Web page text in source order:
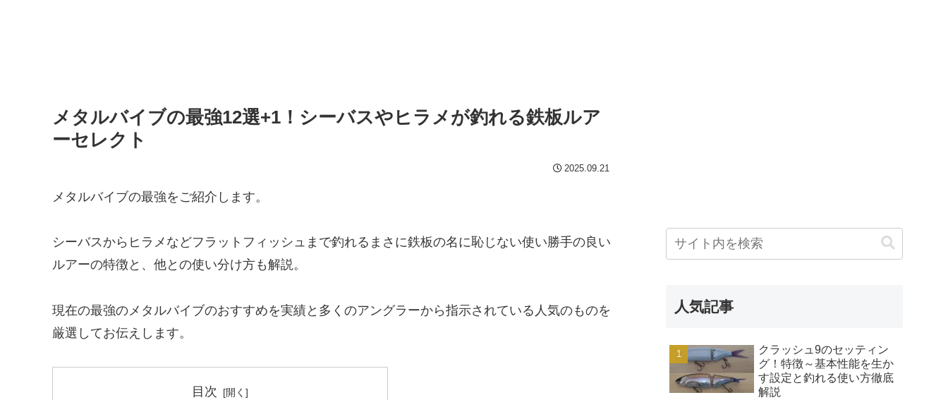
メタルバイブの最強12選+1！シーバスやヒラメが釣れる鉄板ルア
ーセレクト
2025.09.21
メタルバイブの最強をご紹介します。
シーバスからヒラメなどフラットフィッシュまで釣れるまさに鉄板の名に恥じない使い勝手の良い
ルアーの特徴と、他との使い分け方も解説。
現在の最強のメタルバイブのおすすめを実績と多くのアングラーから指示されている人気のものを
厳選してお伝えします。
目次
人気記事
クラッシュ9のセッティン
グ！特徴～基本性能を生か
す設定と釣れる使い方徹底
解説